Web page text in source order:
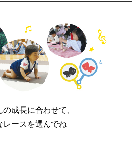
の成長に合わせて、
レースを選んでね